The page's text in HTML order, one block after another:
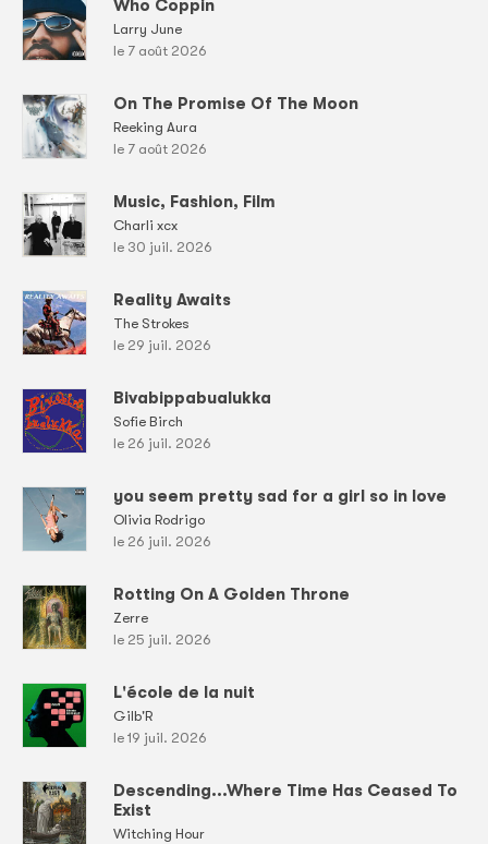
Who Coppin
Larry June
le 7 août 2026
On The Promise Of The Moon
Reeking Aura
le 7 août 2026
Music, Fashion, Film
Charli xcx
le 30 juil. 2026
Reality Awaits
The Strokes
le 29 juil. 2026
Bivabippabualukka
Sofie Birch
le 26 juil. 2026
you seem pretty sad for a girl so in love
Olivia Rodrigo
le 26 juil. 2026
Rotting On A Golden Throne
Zerre
le 25 juil. 2026
L'école de la nuit
Gilb'R
le 19 juil. 2026
Descending...Where Time Has Ceased To
Exist
Witching Hour